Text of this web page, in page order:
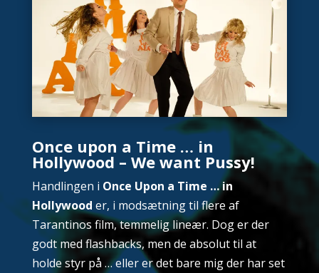
Once upon a Time … in
Hollywood – We want Pussy!
Handlingen i Once Upon a Time … in
Hollywood er, i modsætning til flere af
Tarantinos film, temmelig lineær. Dog er der
godt med flashbacks, men de absolut til at
holde styr på … eller er det bare mig der har set